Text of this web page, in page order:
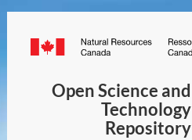
Canada.ca
Open Science and
Technology
Repository